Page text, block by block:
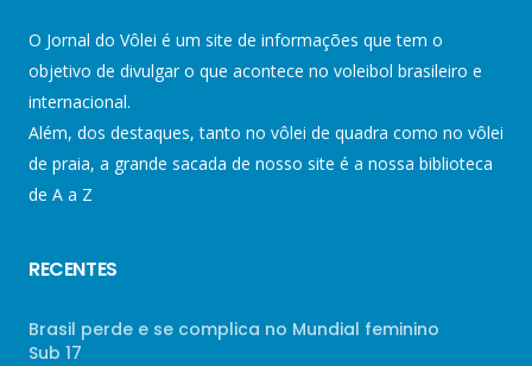
O Jornal do Vôlei é um site de informações que tem o
objetivo de divulgar o que acontece no voleibol brasileiro e
internacional.
Além, dos destaques, tanto no vôlei de quadra como no vôlei
de praia, a grande sacada de nosso site é a nossa biblioteca
de A a Z
RECENTES
Brasil perde e se complica no Mundial feminino
Sub 17